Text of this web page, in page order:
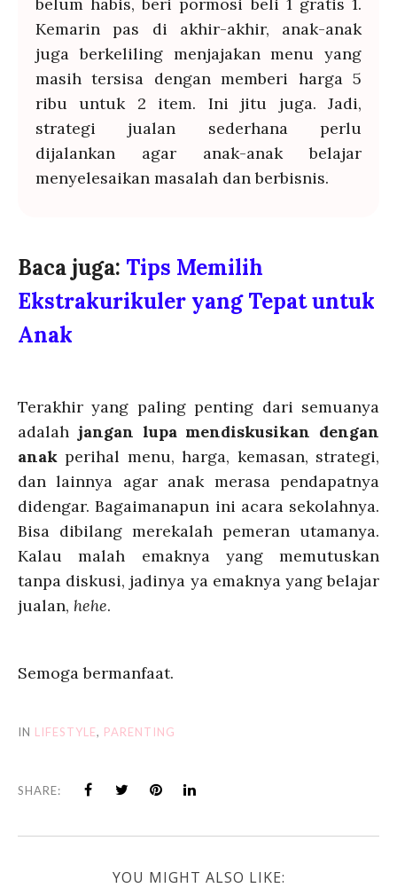
Kemarin pas di akhir-akhir, anak-anak
juga berkeliling menjajakan menu yang
masih tersisa dengan memberi harga 5
ribu untuk 2 item. Ini jitu juga. Jadi,
strategi jualan sederhana perlu
dijalankan agar anak-anak belajar
menyelesaikan masalah dan berbisnis.
Baca juga: Tips Memilih
Ekstrakurikuler yang Tepat untuk
Anak
Terakhir yang paling penting dari semuanya
adalah jangan lupa mendiskusikan dengan
anakperihal menu, harga, kemasan, strategi,
dan lainnya agar anak merasa pendapatnya
didengar. Bagaimanapun ini acara sekolahnya.
Bisa dibilang merekalah pemeran utamanya.
Kalau malah emaknya yang memutuskan
tanpa diskusi, jadinya ya emaknya yang belajar
jualan, hehe.
Semoga bermanfaat.
IN LIFESTYLE, PARENTING
SHARE:
YOU MIGHT ALSO LIKE: